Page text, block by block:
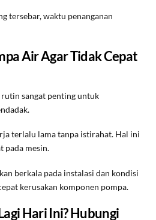
tersebar, waktu penanganan
Air Agar Tidak Cepat
sangat penting untuk
terlalu lama tanpa istirahat. Hal ini
pada mesin.
berkala pada instalasi dan kondisi
kerusakan komponen pompa.
Hari Ini? Hubungi